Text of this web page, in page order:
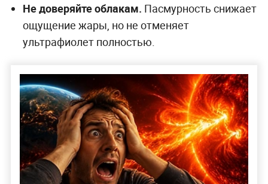
Не доверяйте облакам. Пасмурность снижает
ощущение жары, но не отменяет
ультрафиолет полностью.